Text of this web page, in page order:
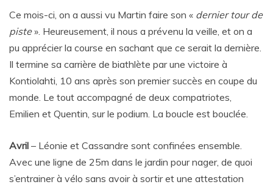
Ce mois-ci, on a aussi vu Martin faire son « dernier tour de
piste». Heureusement, il nous a prévenu la veille, et on a
pu apprécier la course en sachant que ce serait la dernière.
Il termine sa carrière de biathlète par une victoire à
Kontiolahti, 10 ans après son premier succès en coupe du
monde. Le tout accompagné de deux compatriotes,
Emilien et Quentin, sur le podium. La boucle est bouclée.
Avril – Léonie et Cassandre sont confinées ensemble.
Avec une ligne de 25m dans le jardin pour nager, de quoi
s’entrainer à vélo sans avoir à sortir et une attestation